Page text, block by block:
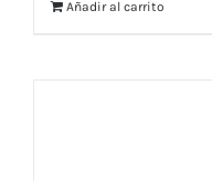
Añadir al carrito